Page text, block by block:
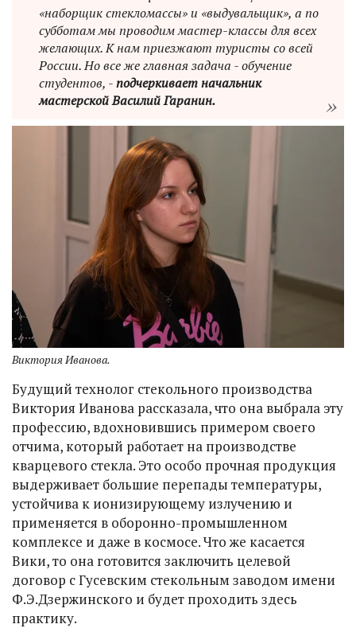
«наборщик стекломассы» и «выдувальщик», а по
субботам мы проводим мастер-классы для всех
желающих. К нам приезжают туристы со всей
России. Но все же главная задача - обучение
студентов, -подчеркивает начальник
мастерской Василий Гаранин.
Виктория Иванова.
Будущий технолог стекольного производства
Виктория Иванова рассказала, что она выбрала эту
профессию, вдохновившись примером своего
отчима, который работает на производстве
кварцевого стекла. Это особо прочная продукция
выдерживает большие перепады температуры,
устойчива к ионизирующему излучению и
применяется в оборонно-промышленном
комплексе и даже в космосе. Что же касается
Вики, то она готовится заключить целевой
договор с Гусевским стекольным заводом имени
Ф.Э.Дзержинского и будет проходить здесь
практику.